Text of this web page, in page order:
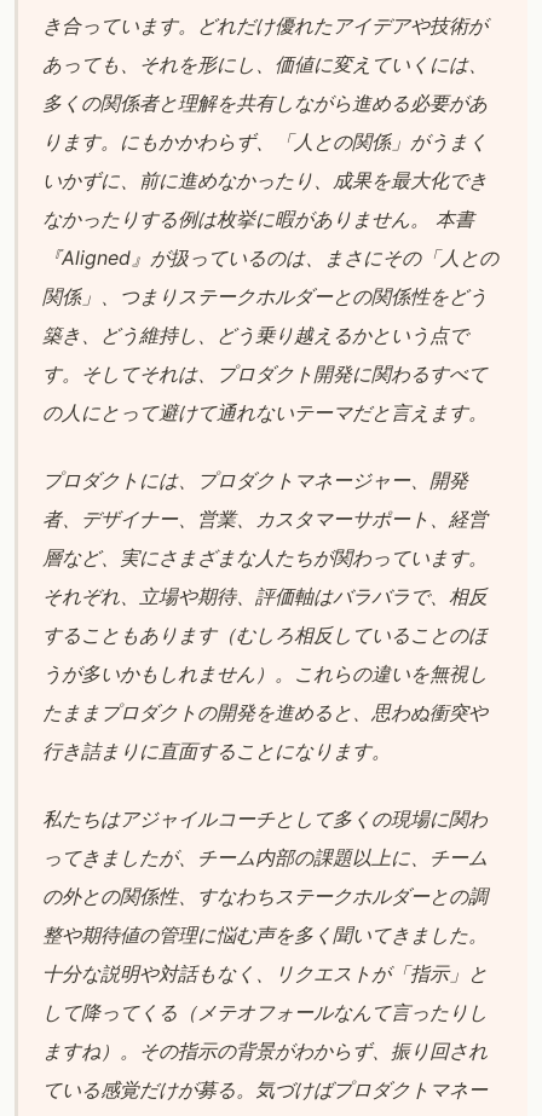
き合っています。どれだけ優れたアイデアや技術が
あっても、それを形にし、価値に変えていくには、
多くの関係者と理解を共有しながら進める必要があ
ります。にもかかわらず、「人との関係」がうまく
いかずに、前に進めなかったり、成果を最大化でき
なかったりする例は枚挙に暇がありません。 本書
『Aligned』が扱っているのは、まさにその「人との
関係」、つまりステークホルダーとの関係性をどう
築き、どう維持し、どう乗り越えるかという点で
す。そしてそれは、プロダクト開発に関わるすべて
の人にとって避けて通れないテーマだと言えます。
プロダクトには、プロダクトマネージャー、開発
者、デザイナー、営業、カスタマーサポート、経営
層など、実にさまざまな人たちが関わっています。
それぞれ、立場や期待、評価軸はバラバラで、相反
することもあります（むしろ相反していることのほ
うが多いかもしれません）。これらの違いを無視し
たままプロダクトの開発を進めると、思わぬ衝突や
行き詰まりに直面することになります。
私たちはアジャイルコーチとして多くの現場に関わ
ってきましたが、チーム内部の課題以上に、チーム
の外との関係性、すなわちステークホルダーとの調
整や期待値の管理に悩む声を多く聞いてきました。
十分な説明や対話もなく、リクエストが「指示」と
して降ってくる（メテオフォールなんて言ったりし
ますね）。その指示の背景がわからず、振り回され
ている感覚だけが募る。気づけばプロダクトマネー